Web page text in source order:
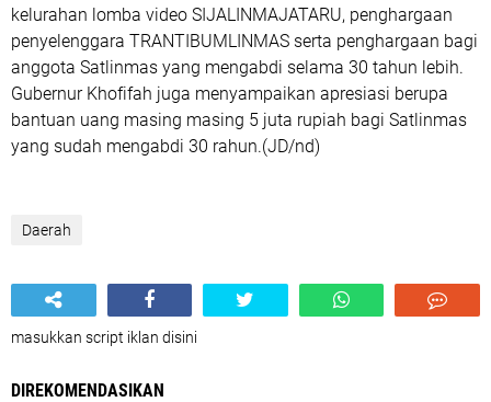
kelurahan lomba video SIJALINMAJATARU, penghargaan
penyelenggara TRANTIBUMLINMAS serta penghargaan bagi
anggota Satlinmas yang mengabdi selama 30 tahun lebih.
Gubernur Khofifah juga menyampaikan apresiasi berupa
bantuan uang masing masing 5 juta rupiah bagi Satlinmas
yang sudah mengabdi 30 rahun.(JD/nd)
Daerah
masukkan script iklan disini
DIREKOMENDASIKAN